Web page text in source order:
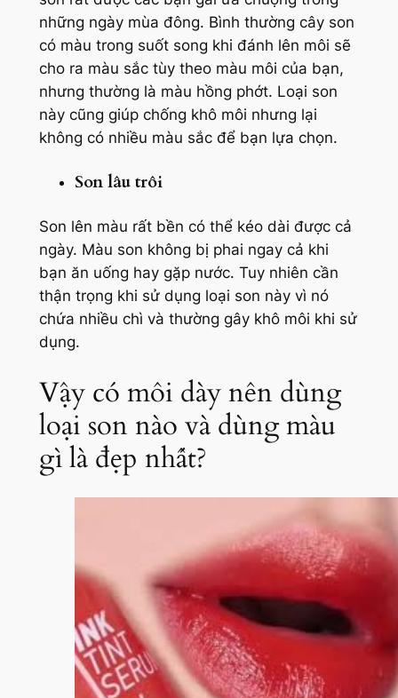
những ngày mùa đông. Bình thường cây son
có màu trong suốt song khi đánh lên môi sẽ
cho ra màu sắc tùy theo màu môi của bạn,
nhưng thường là màu hồng phớt. Loại son
này cũng giúp chống khô môi nhưng lại
không có nhiều màu sắc để bạn lựa chọn.
Son lâu trôi
Son lên màu rất bền có thể kéo dài được cả
ngày. Màu son không bị phai ngay cả khi
bạn ăn uống hay gặp nước. Tuy nhiên cần
thận trọng khi sử dụng loại son này vì nó
chứa nhiều chì và thường gây khô môi khi sử
dụng.
Vậy có môi dày nên dùng
loại son nào và dùng màu
gì là đẹp nhất?